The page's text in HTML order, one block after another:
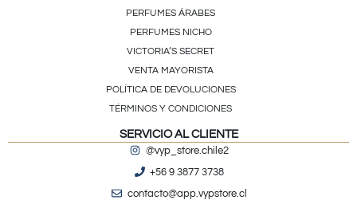
PERFUMES ÁRABES
PERFUMES NICHO
VICTORIA’S SECRET
VENTA MAYORISTA
POLÍTICA DE DEVOLUCIONES
TÉRMINOS Y CONDICIONES
SERVICIO AL CLIENTE
@vyp_store.chile2
+56 9 3877 3738
contacto@app.vypstore.cl